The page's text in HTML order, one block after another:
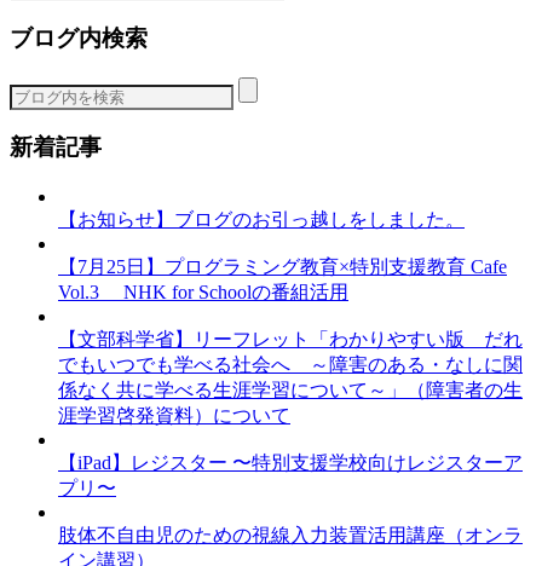
ゴ
ー
ブログ内検索
新着記事
【お知らせ】ブログのお引っ越しをしました。
【7月25日】プログラミング教育×特別支援教育 Cafe
Vol.3 NHK for Schoolの番組活用
【文部科学省】リーフレット「わかりやすい版 だれ
でもいつでも学べる社会へ ～障害のある・なしに関
係なく共に学べる生涯学習について～」（障害者の生
涯学習啓発資料）について
【iPad】レジスター 〜特別支援学校向けレジスターア
プリ〜
肢体不自由児のための視線入力装置活用講座（オンラ
イン講習）